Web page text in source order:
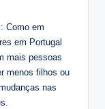
Como em
em Portugal
mais pessoas
menos filhos ou
nas